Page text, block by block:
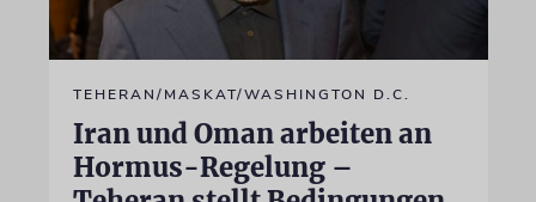
TEHERAN/MASKAT/WASHINGTON D.C.
Iran und Oman arbeiten an
Hormus-Regelung –